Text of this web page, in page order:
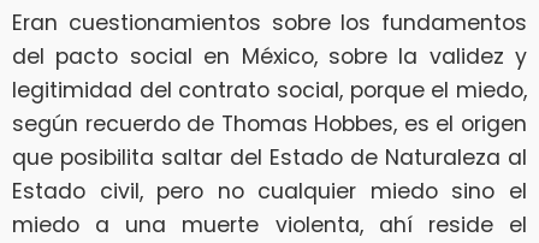
Eran cuestionamientos sobre los fundamentos
del pacto social en México, sobre la validez y
legitimidad del contrato social, porque el miedo,
según recuerdo de Thomas Hobbes, es el origen
que posibilita saltar del Estado de Naturaleza al
Estado civil, pero no cualquier miedo sino el
miedo a una muerte violenta, ahí reside el